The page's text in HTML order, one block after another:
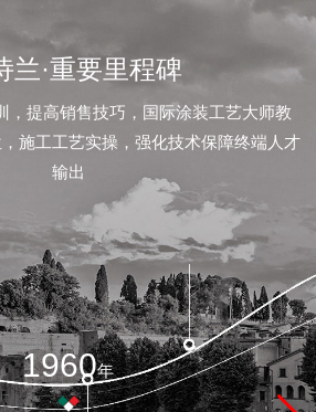
兰·重要里程碑
，提高销售技巧，国际涂装工艺大师教
施工工艺实操，强化技术保障终端人才
输出
1960年